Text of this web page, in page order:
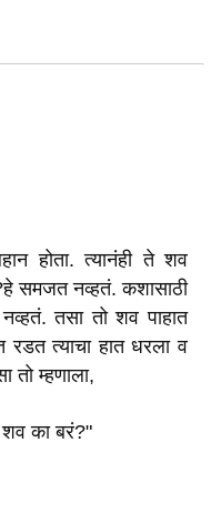
होता. त्यानंही ते शव
समजत नव्हतं. कशासाठी
तसा तो शव पाहात
रडत त्याचा हात धरला व
तो म्हणाला,
का बरं?"